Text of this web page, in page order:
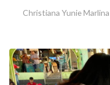
Christiana Yunie Marlina